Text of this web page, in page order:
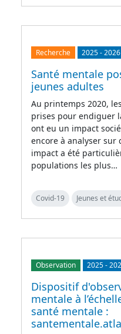
Recherche 2025-2026
Santé mentale
jeunes adultes
Au printemps 2020,
prises pour endiguer
ont eu un impact
encore à analyser sur
impact a été
populations les plus…
Covid-19 Jeunes et
Observation 2025-
Dispositif
mentale à
santé mentale :